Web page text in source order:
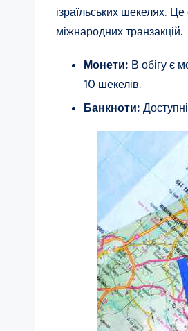
ізраїльських шекелях.
міжнародних транзакцій.
Монети: В обігу є
10 шекелів.
Банкноти: